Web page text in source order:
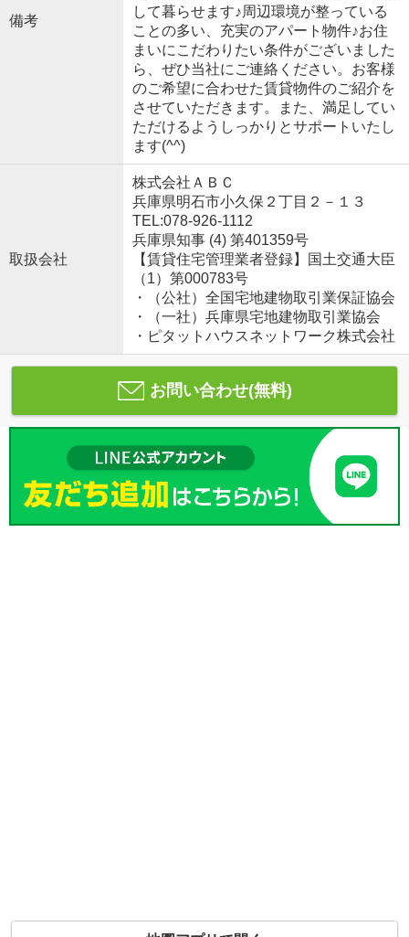
備考
して暮らせます♪周辺環境が整っている
ことの多い、充実のアパート物件♪お住
まいにこだわりたい条件がございました
ら、ぜひ当社にご連絡ください。お客様
のご希望に合わせた賃貸物件のご紹介を
させていただきます。また、満足してい
ただけるようしっかりとサポートいたし
ます(^^)
取扱会社
株式会社ＡＢＣ
兵庫県明石市小久保２丁目２－１３
TEL:078-926-1112
兵庫県知事 (4) 第401359号
【賃貸住宅管理業者登録】国土交通大臣
（1）第000783号
・（公社）全国宅地建物取引業保証協会
・（一社）兵庫県宅地建物取引業協会
・ピタットハウスネットワーク株式会社
お問い合わせ(無料)